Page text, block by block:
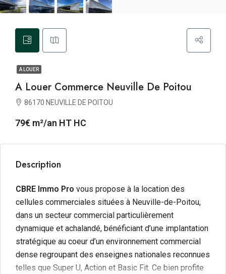
A LOUER
A Louer Commerce Neuville De Poitou
86170 NEUVILLE DE POITOU
79€ m²/an HT HC
Description
CBRE Immo Pro vous propose à la location des
cellules commerciales situées à Neuville-de-Poitou,
dans un secteur commercial particulièrement
dynamique et achalandé, bénéficiant d’une implantation
stratégique au coeur d’un environnement commercial
dense regroupant des enseignes nationales reconnues
telles que Super U, Action et Basic Fit. Ce bien profite